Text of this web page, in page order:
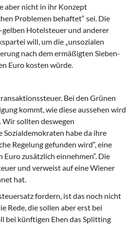
aber nicht in ihr Konzept
Problemen behaftet“ sei. Die
Hotelsteuer und anderer
will, um die „unsozialen
nach dem ermäßigten Sieben-
Euro kosten würde.
Bei den Grünen
kommt, wie diese aussehen wird
sollten deswegen
habe da ihre
Regelung gefunden wird“, eine
zusätzlich einnehmen“. Die
und verweist auf eine Wiener
hat.
fordern, ist das noch nicht
Rede, die sollen aber erst bei
bei künftigen Ehen das Splitting